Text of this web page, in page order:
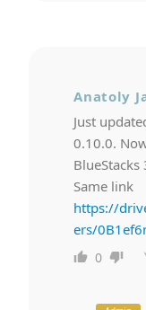
Anatoly
Just
0.10.0.
Same link
https://
ers/
0